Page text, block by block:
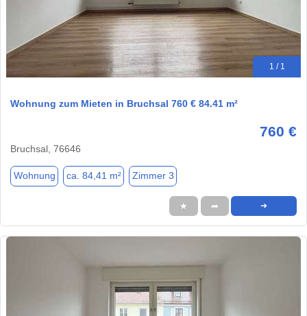
1 / 1
Wohnung zum Mieten in Bruchsal 760 € 84.41 m²
760 €
Bruchsal, 76646
Wohnung ca. 84,41 m² Zimmer 3
★ ➦ ➜